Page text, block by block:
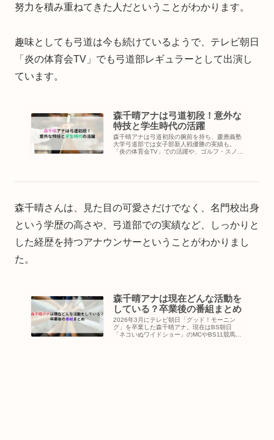
努力を積み重ねてきた人だということがわかります。
趣味としても弓道は今も続けているようで、テレビ朝日
「炎の体育会TV」でも弓道部レギュラーとして出演し
ています。
森千晴アナは弓道初段！意外な
特技と学生時代の活躍
森千晴アナは弓道初段の腕前を持ち、慶應義塾
大学弓道部では女子部新人戦優勝の実績も。
「炎の体育会TV」での活躍や、ゴルフ・スノー
森千晴さんは、見た目の可愛さだけでなく、名門校出身
という学歴の高さや、弓道部での実績など、しっかりと
した経歴を持つアナウンサーということがわかりまし
た。
森千晴アナは現在どんな活動を
している？卒業後の番組まとめ
2026年3月にテレビ朝日「グッド！モーニン
グ」を卒業した森千晴アナ。現在はBS朝日
「ネコいぬワイドショー」のMCやBS11競馬中